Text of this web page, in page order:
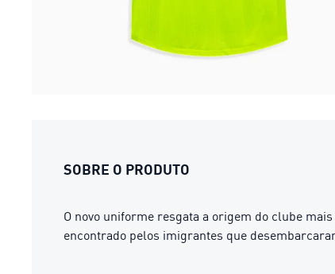
SOBRE O PRODUTO
O novo uniforme resgata a origem do clube
encontrado pelos imigrantes que